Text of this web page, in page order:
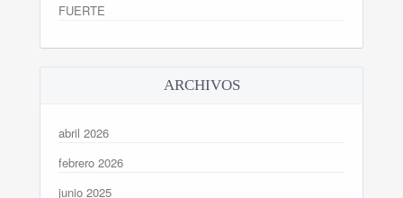
FUERTE
ARCHIVOS
abril 2026
febrero 2026
junio 2025